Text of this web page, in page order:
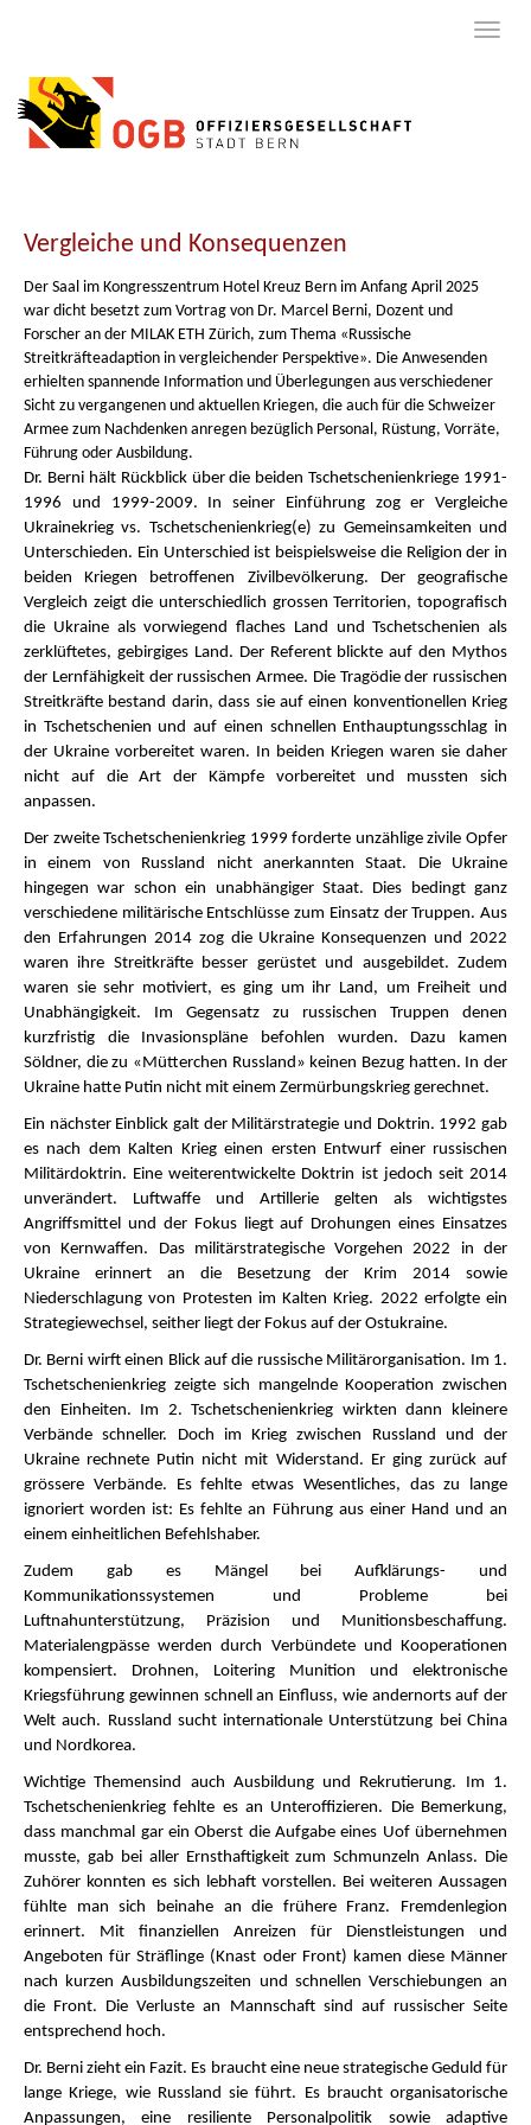
Vergleiche und Konsequenzen
Der Saal im Kongresszentrum Hotel Kreuz Bern im Anfang April 2025
war dicht besetzt zum Vortrag von Dr. Marcel Berni, Dozent und
Forscher an der MILAK ETH Zürich, zum Thema «Russische
Streitkräfteadaption in vergleichender Perspektive». Die Anwesenden
erhielten spannende Information und Überlegungen aus verschiedener
Sicht zu vergangenen und aktuellen Kriegen, die auch für die Schweizer
Armee zum Nachdenken anregen bezüglich Personal, Rüstung, Vorräte,
Führung oder Ausbildung.
Dr. Berni hält Rückblick über die beiden Tschetschenienkriege 1991-
1996 und 1999-2009. In seiner Einführung zog er Vergleiche
Ukrainekrieg vs. Tschetschenienkrieg(e) zu Gemeinsamkeiten und
Unterschieden. Ein Unterschied ist beispielsweise die Religion der in
beiden Kriegen betroffenen Zivilbevölkerung. Der geografische
Vergleich zeigt die unterschiedlich grossen Territorien, topografisch
die Ukraine als vorwiegend flaches Land und Tschetschenien als
zerklüftetes, gebirgiges Land. Der Referent blickte auf den Mythos
der Lernfähigkeit der russischen Armee. Die Tragödie der russischen
Streitkräfte bestand darin, dass sie auf einen konventionellen Krieg
in Tschetschenien und auf einen schnellen Enthauptungsschlag in
der Ukraine vorbereitet waren. In beiden Kriegen waren sie daher
nicht auf die Art der Kämpfe vorbereitet und mussten sich
anpassen.
Der zweite Tschetschenienkrieg 1999 forderte unzählige zivile Opfer
in einem von Russland nicht anerkannten Staat. Die Ukraine
hingegen war schon ein unabhängiger Staat. Dies bedingt ganz
verschiedene militärische Entschlüsse zum Einsatz der Truppen. Aus
den Erfahrungen 2014 zog die Ukraine Konsequenzen und 2022
waren ihre Streitkräfte besser gerüstet und ausgebildet. Zudem
waren sie sehr motiviert, es ging um ihr Land, um Freiheit und
Unabhängigkeit. Im Gegensatz zu russischen Truppen denen
kurzfristig die Invasionspläne befohlen wurden. Dazu kamen
Söldner, die zu «Mütterchen Russland» keinen Bezug hatten. In der
Ukraine hatte Putin nicht mit einem Zermürbungskrieg gerechnet.
Ein nächster Einblick galt der Militärstrategie und Doktrin. 1992 gab
es nach dem Kalten Krieg einen ersten Entwurf einer russischen
Militärdoktrin. Eine weiterentwickelte Doktrin ist jedoch seit 2014
unverändert. Luftwaffe und Artillerie gelten als wichtigstes
Angriffsmittel und der Fokus liegt auf Drohungen eines Einsatzes
von Kernwaffen. Das militärstrategische Vorgehen 2022 in der
Ukraine erinnert an die Besetzung der Krim 2014 sowie
Niederschlagung von Protesten im Kalten Krieg. 2022 erfolgte ein
Strategiewechsel, seither liegt der Fokus auf der Ostukraine.
Dr. Berni wirft einen Blick auf die russische Militärorganisation. Im 1.
Tschetschenienkrieg zeigte sich mangelnde Kooperation zwischen
den Einheiten. Im 2. Tschetschenienkrieg wirkten dann kleinere
Verbände schneller. Doch im Krieg zwischen Russland und der
Ukraine rechnete Putin nicht mit Widerstand. Er ging zurück auf
grössere Verbände. Es fehlte etwas Wesentliches, das zu lange
ignoriert worden ist: Es fehlte an Führung aus einer Hand und an
einem einheitlichen Befehlshaber.
Zudem gab es Mängel bei Aufklärungs- und
Kommunikationssystemen und Probleme bei
Luftnahunterstützung, Präzision und Munitionsbeschaffung.
Materialengpässe werden durch Verbündete und Kooperationen
kompensiert. Drohnen, Loitering Munition und elektronische
Kriegsführung gewinnen schnell an Einfluss, wie andernorts auf der
Welt auch. Russland sucht internationale Unterstützung bei China
und Nordkorea.
Wichtige Themensind auch Ausbildung und Rekrutierung. Im 1.
Tschetschenienkrieg fehlte es an Unteroffizieren. Die Bemerkung,
dass manchmal gar ein Oberst die Aufgabe eines Uof übernehmen
musste, gab bei aller Ernsthaftigkeit zum Schmunzeln Anlass. Die
Zuhörer konnten es sich lebhaft vorstellen. Bei weiteren Aussagen
fühlte man sich beinahe an die frühere Franz. Fremdenlegion
erinnert. Mit finanziellen Anreizen für Dienstleistungen und
Angeboten für Sträflinge (Knast oder Front) kamen diese Männer
nach kurzen Ausbildungszeiten und schnellen Verschiebungen an
die Front. Die Verluste an Mannschaft sind auf russischer Seite
entsprechend hoch.
Dr. Berni zieht ein Fazit. Es braucht eine neue strategische Geduld für
lange Kriege, wie Russland sie führt. Es braucht organisatorische
Anpassungen, eine resiliente Personalpolitik sowie adaptive